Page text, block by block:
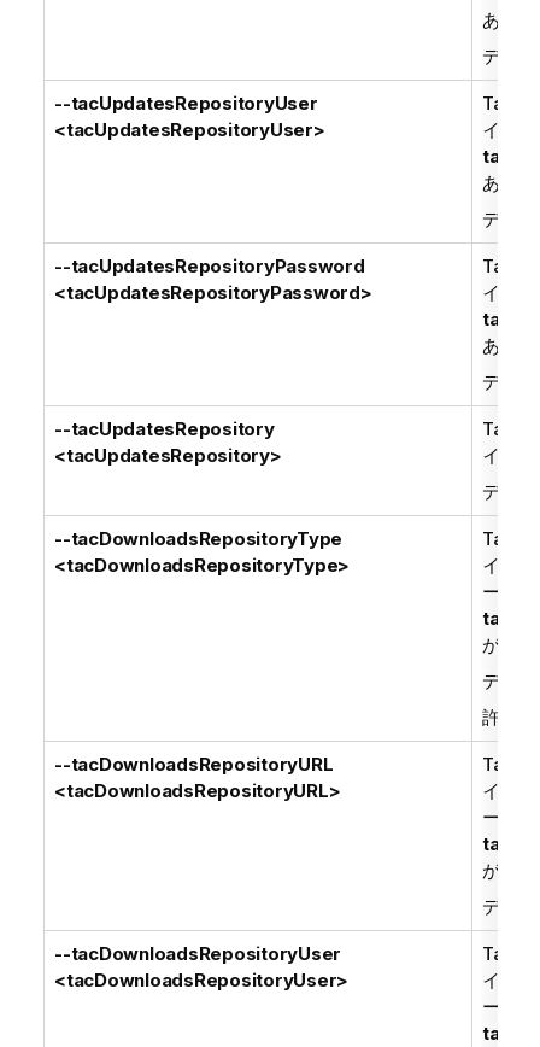
ある
デフ
--tacUpdatesRepositoryUser
<tacUpdatesRepositoryUser>
イト -
ある
デフ
--tacUpdatesRepositoryPassword
<tacUpdatesRepositoryPassword>
イト -
ある
デフ
--tacUpdatesRepository
<tacUpdatesRepository>
イト
デフ
--tacDownloadsRepositoryType
<tacDownloadsRepositoryType>
イト
ー - リ
がすべ
デフ
許可
--tacDownloadsRepositoryURL
<tacDownloadsRepositoryURL>
イト
ー - リ
がすべ
デフ
--tacDownloadsRepositoryUser
<tacDownloadsRepositoryUser>
イト
ー - デ